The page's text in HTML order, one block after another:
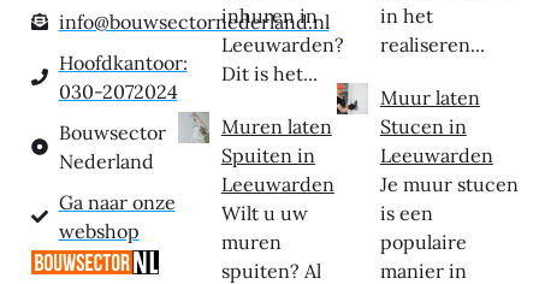
info@bouwsectornederland.nl
Hoofdkantoor:
030-2072024
Bouwsector
Nederland
Ga naar onze
webshop
inhuren in
Leeuwarden?
Dit is het...
Muren laten
Spuiten in
Leeuwarden
Wilt u uw
muren
spuiten? Al
in het
realiseren...
Muur laten
Stucen in
Leeuwarden
Je muur stucen
is een
populaire
manier in